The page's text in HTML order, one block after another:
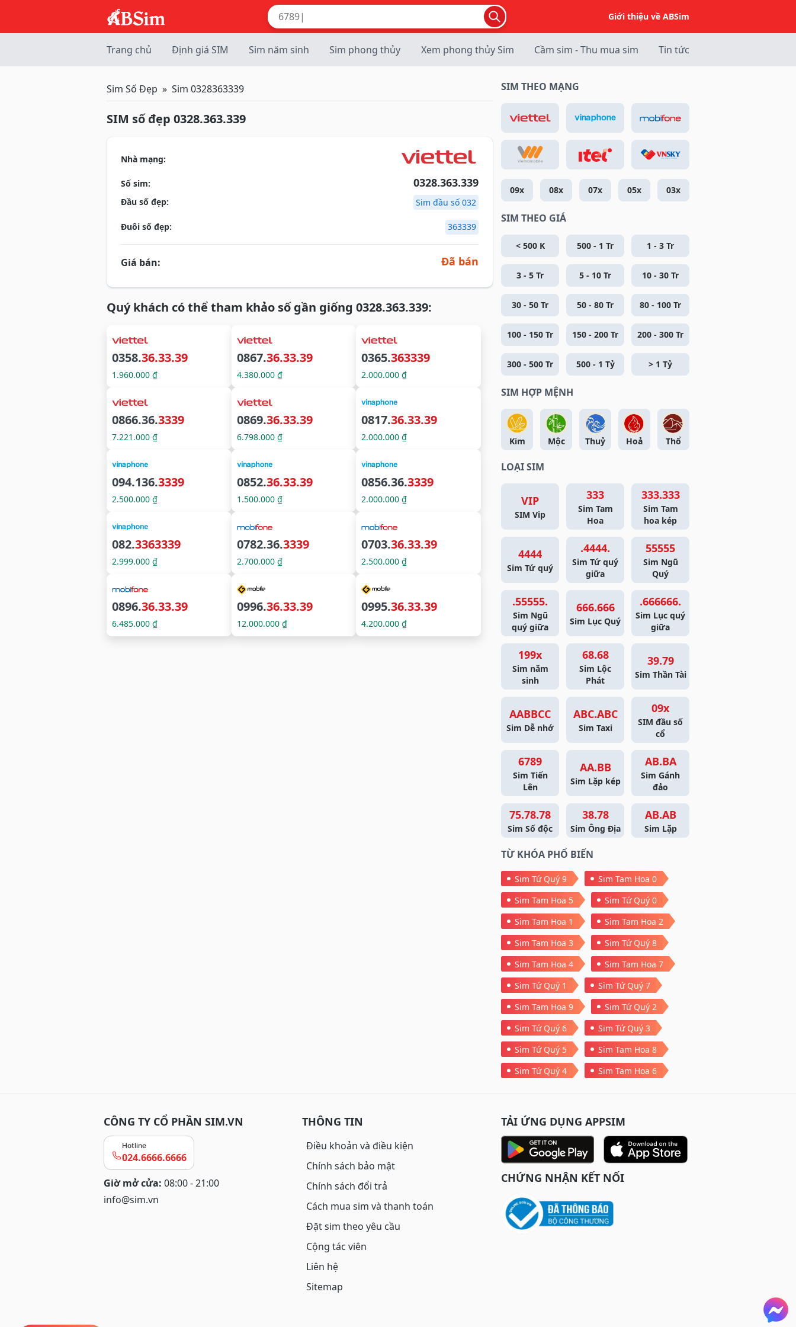
Giới thiệu về ABSim
Trang chủ Định giá SIM Sim năm sinh Sim phong thủy Xem phong thủy Sim Cầm sim - Thu mua sim Tin tức
Sim Số Đẹp Sim 0328363339
SIM số đẹp 0328.363.339
Nhà mạng:
Số sim: 0328.363.339
Đầu số đẹp: Sim đầu số 032
Đuôi số đẹp: 363339
Giá bán: Đã bán
Quý khách có thể tham khảo số gần giống 0328.363.339:
0358.36.33.39
1.960.000 ₫
0867.36.33.39
4.380.000 ₫
0365.363339
2.000.000 ₫
0866.36.3339
7.221.000 ₫
0869.36.33.39
6.798.000 ₫
0817.36.33.39
2.000.000 ₫
094.136.3339
2.500.000 ₫
0852.36.33.39
1.500.000 ₫
0856.36.3339
2.000.000 ₫
082.3363339
2.999.000 ₫
0782.36.3339
2.700.000 ₫
0703.36.33.39
2.500.000 ₫
0896.36.33.39
6.485.000 ₫
0996.36.33.39
12.000.000 ₫
0995.36.33.39
4.200.000 ₫
SIM THEO MẠNG
09x 08x 07x 05x 03x
SIM THEO GIÁ
< 500 K 500 - 1 Tr 1 - 3 Tr
3 - 5 Tr 5 - 10 Tr 10 - 30 Tr
30 - 50 Tr 50 - 80 Tr 80 - 100 Tr
100 - 150 Tr 150 - 200 Tr 200 - 300 Tr
300 - 500 Tr 500 - 1 Tỷ > 1 Tỷ
SIM HỢP MỆNH
Kim Mộc Thuỷ Hoả Thổ
LOẠI SIM
VIP
SIM Vip
333
Sim Tam
Hoa
333.333
Sim Tam
hoa kép
4444
Sim Tứ quý
.4444.
Sim Tứ quý
giữa
55555
Sim Ngũ
Quý
.55555.
Sim Ngũ
quý giữa
666.666
Sim Lục Quý
.666666.
Sim Lục quý
giữa
199x
Sim năm
sinh
68.68
Sim Lộc
Phát
39.79
Sim Thần Tài
AABBCC
Sim Dễ nhớ
ABC.ABC
Sim Taxi
09x
SIM đầu số
cổ
6789
Sim Tiến
Lên
AA.BB
Sim Lặp kép
AB.BA
Sim Gánh
đảo
75.78.78
Sim Số độc
38.78
Sim Ông Địa
AB.AB
Sim Lặp
TỪ KHÓA PHỔ BIẾN
Sim Tứ Quý 9
Sim Tam Hoa 0
Sim Tam Hoa 5
Sim Tứ Quý 0
Sim Tam Hoa 1
Sim Tam Hoa 2
Sim Tam Hoa 3
Sim Tứ Quý 8
Sim Tam Hoa 4
Sim Tam Hoa 7
Sim Tứ Quý 1
Sim Tứ Quý 7
Sim Tam Hoa 9
Sim Tứ Quý 2
Sim Tứ Quý 6
Sim Tứ Quý 3
Sim Tứ Quý 5
Sim Tam Hoa 8
Sim Tứ Quý 4
Sim Tam Hoa 6
CÔNG TY CỔ PHẦN SIM.VN
Hotline
024.6666.6666
Giờ mở cửa: 08:00 - 21:00
info@sim.vn
THÔNG TIN
Điều khoản và điều kiện
Chính sách bảo mật
Chính sách đổi trả
Cách mua sim và thanh toán
Đặt sim theo yêu cầu
Cộng tác viên
Liên hệ
Sitemap
TẢI ỨNG DỤNG APPSIM
CHỨNG NHẬN KẾT NỐI